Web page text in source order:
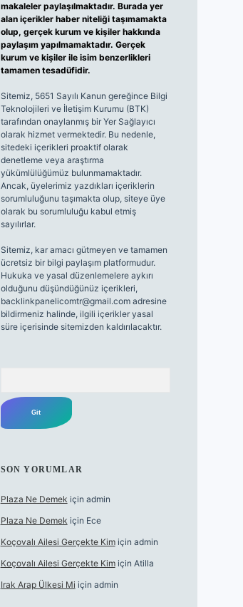
makaleler paylaşılmaktadır. Burada yer
alan içerikler haber niteliği taşımamakta
olup, gerçek kurum ve kişiler hakkında
paylaşım yapılmamaktadır. Gerçek
kurum ve kişiler ile isim benzerlikleri
tamamen tesadüfidir.
Sitemiz, 5651 Sayılı Kanun gereğince Bilgi
Teknolojileri ve İletişim Kurumu (BTK)
tarafından onaylanmış bir Yer Sağlayıcı
olarak hizmet vermektedir. Bu nedenle,
sitedeki içerikleri proaktif olarak
denetleme veya araştırma
yükümlülüğümüz bulunmamaktadır.
Ancak, üyelerimiz yazdıkları içeriklerin
sorumluluğunu taşımakta olup, siteye üye
olarak bu sorumluluğu kabul etmiş
sayılırlar.
Sitemiz, kar amacı gütmeyen ve tamamen
ücretsiz bir bilgi paylaşım platformudur.
Hukuka ve yasal düzenlemelere aykırı
olduğunu düşündüğünüz içerikleri,
backlinkpanelicomtr@gmail.comadresine
bildirmeniz halinde, ilgili içerikler yasal
süre içerisinde sitemizden kaldırılacaktır.
SON YORUMLAR
Plaza Ne Demek için admin
Plaza Ne Demek için Ece
Koçovalı Ailesi Gerçekte Kimiçin admin
Koçovalı Ailesi Gerçekte Kimiçin Atilla
Irak Arap Ülkesi Mi için admin